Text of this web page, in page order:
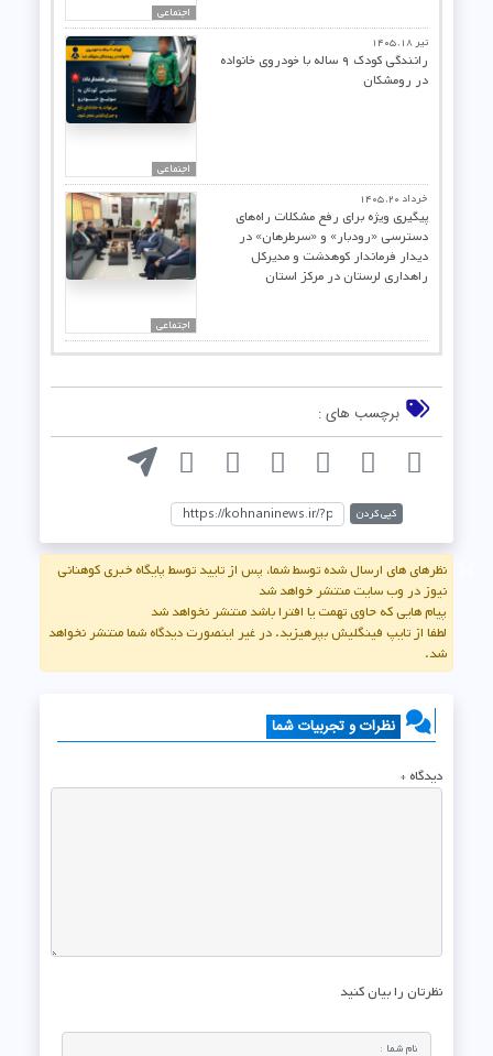
اجنماعی
اجنماعی
تیر ۱۸, ۱۴۰۵
رانندگی کودک ۹ ساله با خودروی خانواده
در رومشکان
اجتماعی
خرداد ۲۰, ۱۴۰۵
پیگیری ویژه برای رفع مشکلات راه‌های
دسترسی «رودبار» و «سرطرهان» در
دیدار فرماندار کوهدشت و مدیرکل
راهداری لرستان در مرکز استان
برچسب های :
کپی کردن
نظرهای های ارسال شده توسط شما، پس از تایید توسط پایگاه خبری کوهنانی
نیوز در وب سایت منتشر خواهد شد
پیام هایی که حاوی تهمت یا افترا باشد منتشر نخواهد شد
لطفا از تایپ فینگلیش بپرهیزید. در غیر اینصورت دیدگاه شما منتشر نخواهد
شد.
نظرات و تجربیات شما
دیدگاه*
نظرتان را بیان کنید